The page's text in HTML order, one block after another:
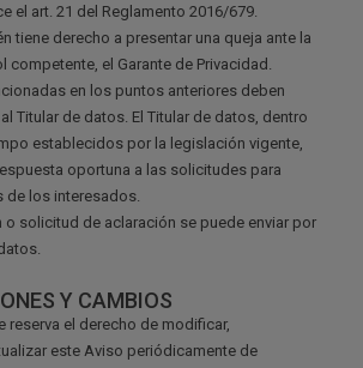
el art. 21 del Reglamento 2016/679.
tiene derecho a presentar una queja ante la
competente, el Garante de Privacidad.
en los puntos anteriores deben
Titular de datos. El Titular de datos, dentro
establecidos por la legislación vigente,
oportuna a las solicitudes para
de los interesados.
o solicitud de aclaración se puede enviar por
Y CAMBIOS
reserva el derecho de modificar,
este Aviso periódicamente de